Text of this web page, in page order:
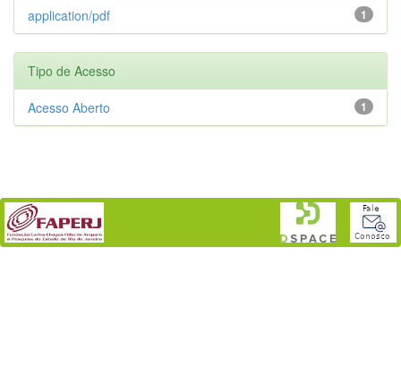
1
application/pdf
Tipo de Acesso
1
Acesso Aberto